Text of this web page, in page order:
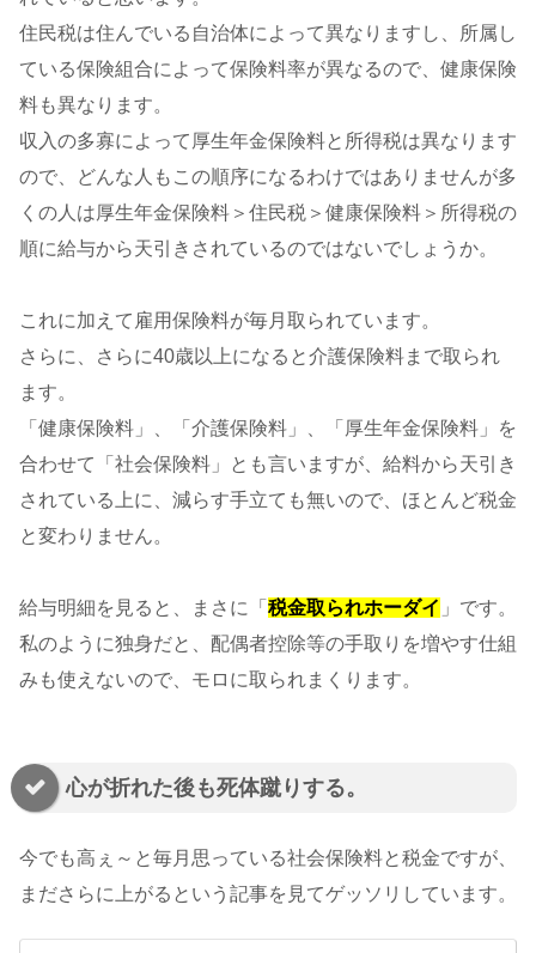
住民税は住んでいる自治体によって異なりますし、所属し
ている保険組合によって保険料率が異なるので、健康保険
料も異なります。
収入の多寡によって厚生年金保険料と所得税は異なります
ので、どんな人もこの順序になるわけではありませんが多
くの人は厚生年金保険料＞住民税＞健康保険料＞所得税の
順に給与から天引きされているのではないでしょうか。
これに加えて雇用保険料が毎月取られています。
さらに、さらに40歳以上になると介護保険料まで取られ
ます。
「健康保険料」、「介護保険料」、「厚生年金保険料」を
合わせて「社会保険料」とも言いますが、給料から天引き
されている上に、減らす手立ても無いので、ほとんど税金
と変わりません。
給与明細を見ると、まさに「 税金取られホーダイ 」です。
私のように独身だと、配偶者控除等の手取りを増やす仕組
みも使えないので、モロに取られまくります。
心が折れた後も死体蹴りする。
今でも高ぇ～と毎月思っている社会保険料と税金ですが、
まださらに上がるという記事を見てゲッソリしています。